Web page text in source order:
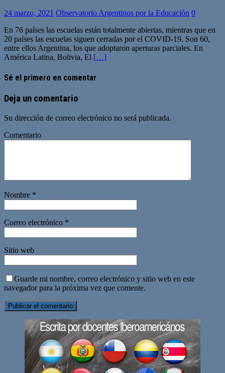
24 marzo, 2021 Observatorio Argentinos por la Educación 0
En 76 países las escuelas están totalmente abiertas, mientras que en
20 países las escuelas siguen cerradas por el COVID-19. Son 60,
entre ellos Argentina, los que adoptaron aperturas parciales. En
América Latina, Bolivia, El […]
Sé el primero en comentar
Deja un comentario
Su dirección de correo electrónico no será publicada.
Comentario
Nombre *
Correo electrónico *
Sitio web
Guarde mi nombre, correo electrónico y sitio web en este
navegador para la próxima vez que comente.